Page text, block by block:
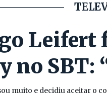
Leifert
no SBT:
muito e decidiu aceitar o